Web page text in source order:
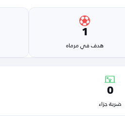
1
هدف في مرماه
0
ضربة جزاء